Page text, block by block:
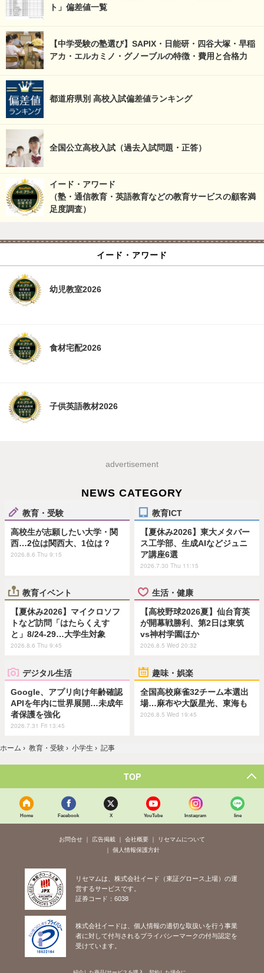
ト」偏差値一覧
【中学受験の塾選び】SAPIX・日能研・四谷大塚・早稲
アカ・エルカミノ・グノーブルの特徴・費用と合格力
都道府県別 高校入試偏差値ランキング
全国公立高校入試（過去入試問題・正答）
イード・アワード
（塾・通信教育・英語教育などの教育サービスの顧客満
足度調査）
イード・アワード
幼児教室2026
食材宅配2026
子供英語教材2026
advertisement
NEWS CATEGORY
教育・受験
高校生が志願したい大学・関
西…2位は関西大、1位は？
2026.8.6 Thu 9:15
教育ICT
【夏休み2026】東大メタバー
ス工学部、生成AIなどジュニ
ア講座6選
2026.7.30 Thu 11:15
教育イベント
【夏休み2026】マイクロソフ
トなど訪問「はたらくえす
と」8/24-29…大学生対象
2026.8.6 Thu 9:45
生活・健康
【高校野球2026夏】仙台育英
が開幕戦勝利、第2日は東筑
vs神村学園ほか
2026.8.5 Wed 20:32
デジタル生活
Google、アプリ向け年齢確認
APIを年内に世界展開…未成年
者保護を強化
2026.7.31 Fri 13:45
趣味・娯楽
全国高校麻雀32チーム本選出
場…麻布や大阪星光、東海も
2026.8.5 Wed 19:45
ホーム › 教育・受験 › 小学生 › 記事
TOP
Home Facebook X YouTube Instagram line
お問合せ 広告掲載 会社概要
リセマムについて
個人情報保護方針
リセマムは、株式会社イード（東証グロース上場）の運
営するサービスです。
証券コード：6038
株式会社イードは、個人情報の適切な取扱いを行う事業
者に対して付与されるプライバシーマークの付与認定を
受けています。